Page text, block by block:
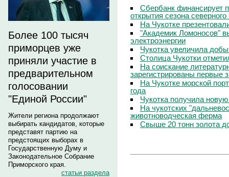
Более 100 тысяч
приморцев уже
приняли участие в
предварительном
голосовании
"Единой России"
Жители региона продолжают
выбирать кандидатов, которые
представят партию на
предстоящих выборах в
Государственную Думу и
Законодательное Собрание
Приморского края.
статьи раздела
Сбербанк финансирует
открытия сезона северного
На Чукотке
"Академик Ломоносов"
электроэнергии
Чукотка увеличила
Столица Чукотки
На соискание
зарегистрированы первые
На Чукотке морской
года
Чукотка получила
На чукотских
животноводческая ферма
Свыше 20 тонн золота